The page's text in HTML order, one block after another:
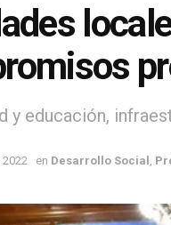
y educación,
en Desarrollo Social